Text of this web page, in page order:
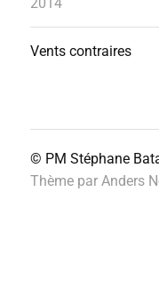
Vents contraires
© PM Stéphane
Thème par Anders